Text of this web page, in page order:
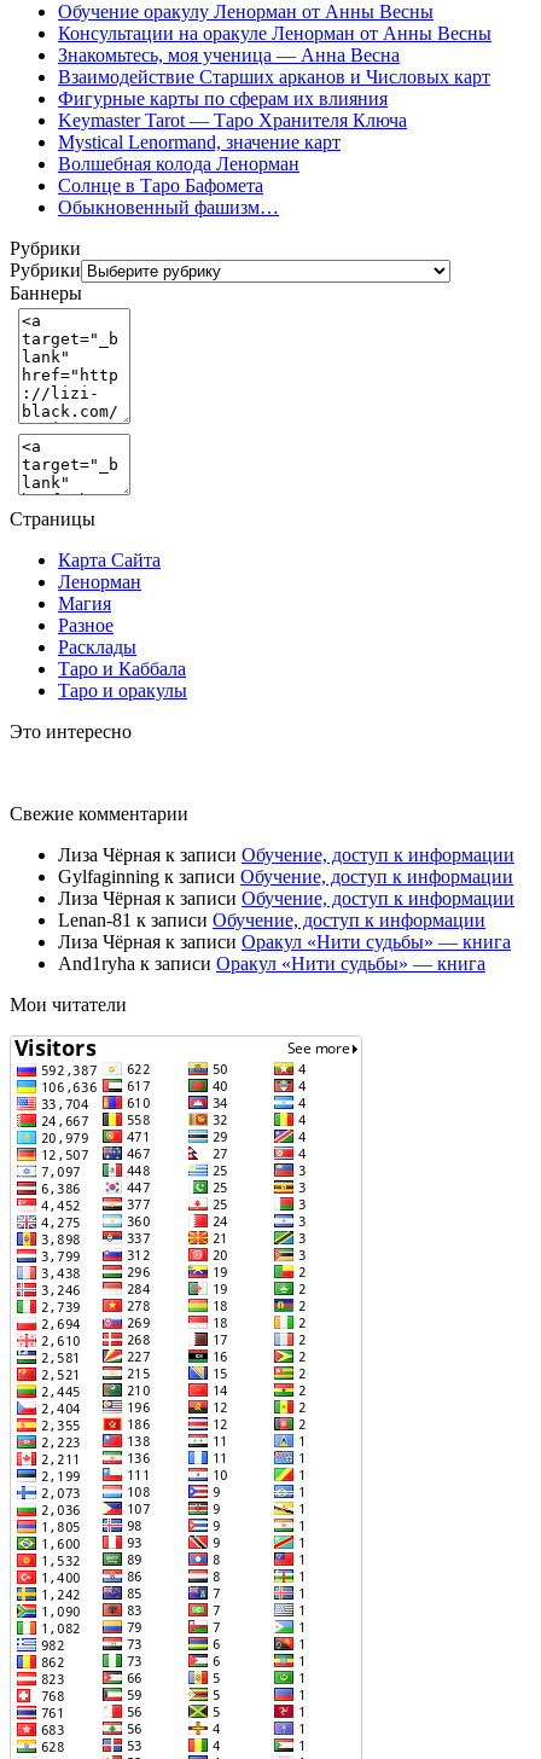
Обучение оракулу Ленорман от Анны Весны
Консультации на оракуле Ленорман от Анны Весны
Знакомьтесь, моя ученица — Анна Весна
Взаимодействие Старших арканов и Числовых карт
Фигурные карты по сферам их влияния
Keymaster Tarot — Таро Хранителя Ключа
Mystical Lenormand, значение карт
Волшебная колода Ленорман
Солнце в Таро Бафомета
Обыкновенный фашизм…
Рубрики
Рубрики
Баннеры
Страницы
Карта Сайта
Ленорман
Магия
Разное
Расклады
Таро и Каббала
Таро и оракулы
Это интересно
Свежие комментарии
Лиза Чёрная к записи Обучение, доступ к информации
Gylfaginning к записи Обучение, доступ к информации
Лиза Чёрная к записи Обучение, доступ к информации
Lenan-81 к записи Обучение, доступ к информации
Лиза Чёрная к записи Оракул «Нити судьбы» — книга
And1ryha к записи Оракул «Нити судьбы» — книга
Мои читатели